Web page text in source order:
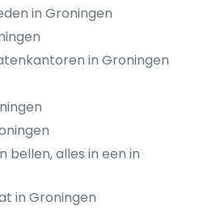
in Groningen
in Groningen
bellen, alles in een in
in Groningen